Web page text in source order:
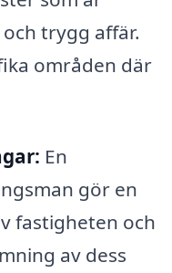
trygg affär.
områden där
En
gör en
fastigheten och
av dess